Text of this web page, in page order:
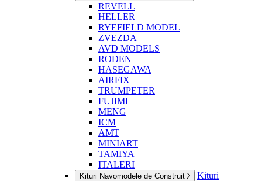
REVELL
HELLER
RYEFIELD MODEL
ZVEZDA
AVD MODELS
RODEN
HASEGAWA
AIRFIX
TRUMPETER
FUJIMI
MENG
ICM
AMT
MINIART
TAMIYA
ITALERI
Kituri Navomodele de Construit
Kituri